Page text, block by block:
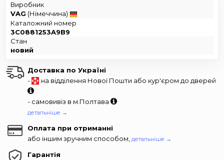
Виробник
VAG (Німеччина)
Каталожний номер
3C0881253A9B9
Стан
новий
Доставка по Україні
-
на відділення Нової Пошти або кур'єром до дверей
- самовивіз в м.Полтава
детальніше →
Оплата при отриманні
або іншим зручним способом, детальніше →
Гарантія